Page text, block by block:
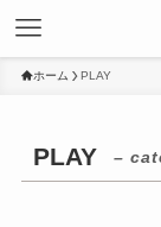
ホーム PLAY
PLAY –